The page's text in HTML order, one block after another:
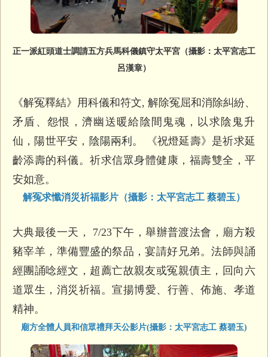
正一派紅頭道士調請五方兵馬科儀鎮守太平宮（攝影：太平宮志工
呂漢章）
《解冤釋結》用科儀和符文, 解除冤屈和消除糾紛、
矛盾、怨恨，濟幽送暖給陰間鬼魂， 以求陰鬼升
仙，陽世平安，陰陽兩利。 《祝燈延壽》 是祈求延
齡添壽的科儀。祈求信眾身體健康，福壽雙全，平
安如意。
解冤求懺消災祈福影片（攝影：太平宮志工 蔡碧玉）
大典最後一天， 7/23下午，舉辦普渡法會，廟方殺
豬宰羊，準備豐盛的祭品，宴請好兄弟。法師與誦
經團誦唸經文，超薦亡故親友或冤親債主， 回向六
道眾生，消災祈福。宣揚博愛、行善、佈施、孝道
精神。
廟方全體人員和信眾禮拜天公影片(攝影：太平宮志工 蔡碧玉)